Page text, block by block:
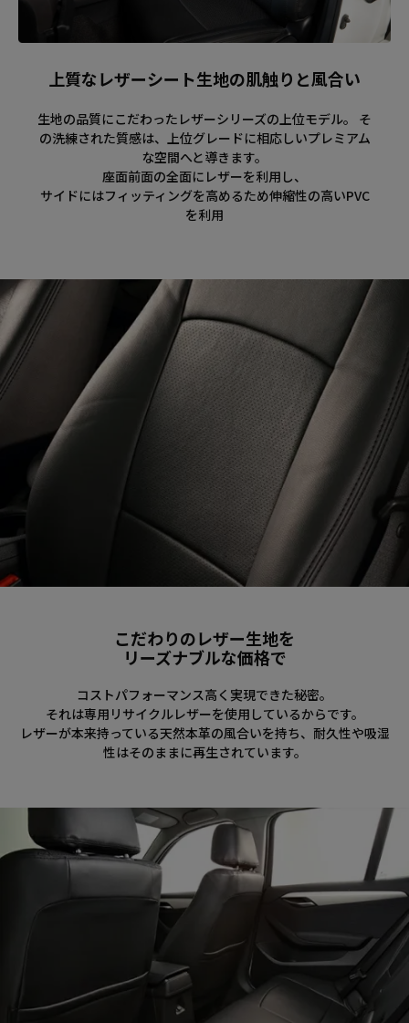
上質なレザーシート生地の肌触りと風合い
生地の品質にこだわったレザーシリーズの上位モデル。 そ
の洗練された質感は、上位グレードに相応しいプレミアム
な空間へと導きます。
座面前面の全面にレザーを利用し、
サイドにはフィッティングを高めるため伸縮性の高いPVC
を利用
こだわりのレザー生地を
リーズナブルな価格で
コストパフォーマンス高く実現できた秘密。
それは専用リサイクルレザーを使用しているからです。
レザーが本来持っている天然本革の風合いを持ち、耐久性や吸湿
性はそのままに再生されています。